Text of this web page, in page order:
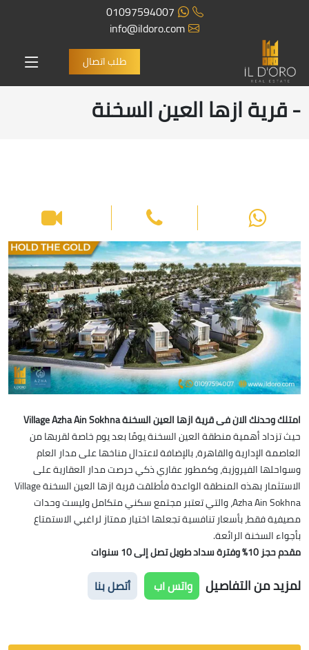
01097594007
info@ildoro.com
طلب اتصال
- قرية ازها العين السخنة
امتلك وحدنك الان فىقرية ازها العين السخنة Village Azha Ain Sokhna
حيثتزداد أهمية منطقة العين السخنة يومًا بعد يوم خاصة لقربها من
العاصمة الإدارية والقاهرة، بالإضافة لاعتدال مناخها على مدار العام
وسواحلها الفيروزية، وكمطور عقاري ذكي حرصت مدار العقارية على
الاستثمار بهذه المنطقة الواعدة فأطلقت قرية ازها العين السخنة Village
Azha Ain Sokhna، والتي تعتبر مجتمع سكني متكامل وليست وحدات
مصيفية فقط، بأسعار تنافسية تجعلها اختيار ممتاز لراغبي الاستمتاع
بأجواء السخنة الرائعة.
مقدم حجز 10% وفترة سداد طويل تصل إلى 10 سنوات
لمزيد من التفاصيل واتس اب أتصل بنا